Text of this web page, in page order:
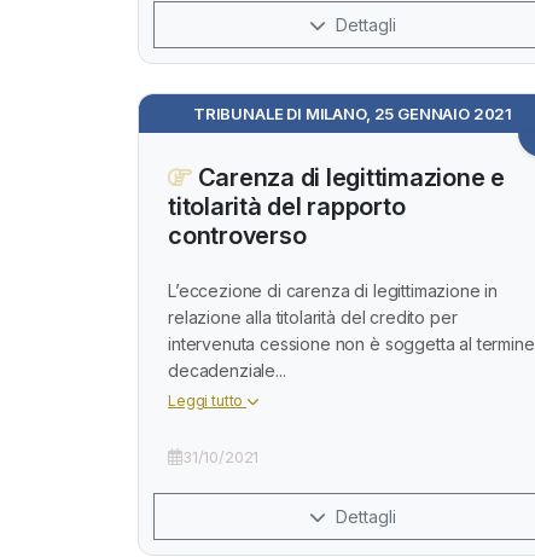
Dettagli
TRIBUNALE DI MILANO, 25 GENNAIO 2021
Carenza di legittimazione e
titolarità del rapporto
controverso
L’eccezione di carenza di legittimazione in
relazione alla titolarità del credito per
intervenuta cessione non è soggetta al termine
decadenziale...
Leggi tutto
31/10/2021
Dettagli